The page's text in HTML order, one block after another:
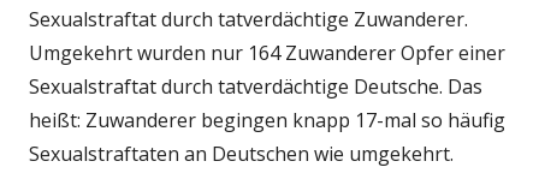
Sexualstraftat durch tatverdächtige Zuwanderer.
Umgekehrt wurden nur 164 Zuwanderer Opfer einer
Sexualstraftat durch tatverdächtige Deutsche. Das
heißt: Zuwanderer begingen knapp 17-mal so häufig
Sexualstraftaten an Deutschen wie umgekehrt.